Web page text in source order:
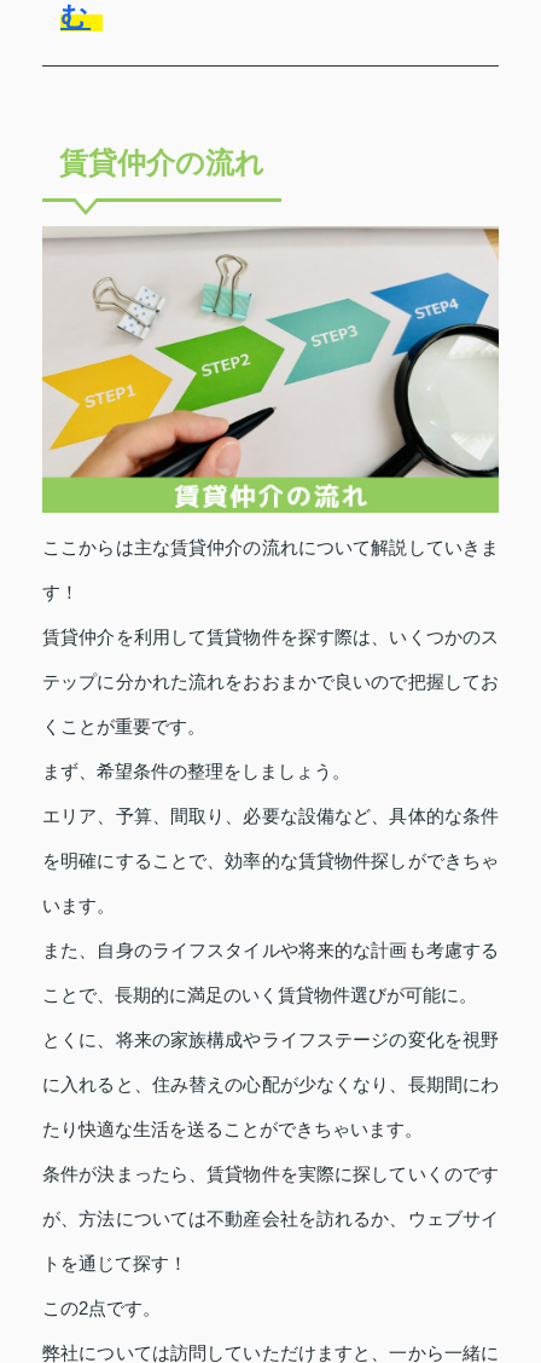
む
賃貸仲介の流れ
ここからは主な賃貸仲介の流れについて解説していきま
す！
賃貸仲介を利用して賃貸物件を探す際は、いくつかのス
テップに分かれた流れをおおまかで良いので把握してお
くことが重要です。
まず、希望条件の整理をしましょう。
エリア、予算、間取り、必要な設備など、具体的な条件
を明確にすることで、効率的な賃貸物件探しができちゃ
います。
また、自身のライフスタイルや将来的な計画も考慮する
ことで、長期的に満足のいく賃貸物件選びが可能に。
とくに、将来の家族構成やライフステージの変化を視野
に入れると、住み替えの心配が少なくなり、長期間にわ
たり快適な生活を送ることができちゃいます。
条件が決まったら、賃貸物件を実際に探していくのです
が、方法については不動産会社を訪れるか、ウェブサイ
トを通じて探す！
この2点です。
弊社については訪問していただけますと、一から一緒に